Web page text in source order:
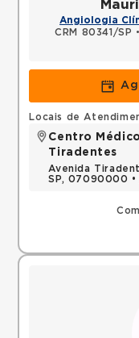
Angiologia
CRM 80341/SP •
Locais de
Centro
Tiradentes
Avenida
SP, 07090000 •